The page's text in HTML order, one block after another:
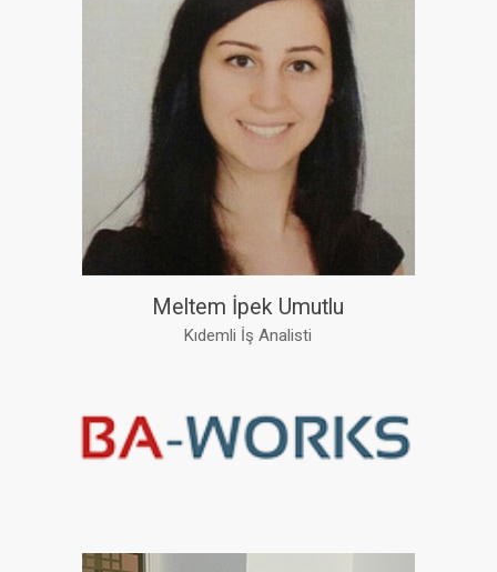
Meltem İpek Umutlu
Kıdemli İş Analisti